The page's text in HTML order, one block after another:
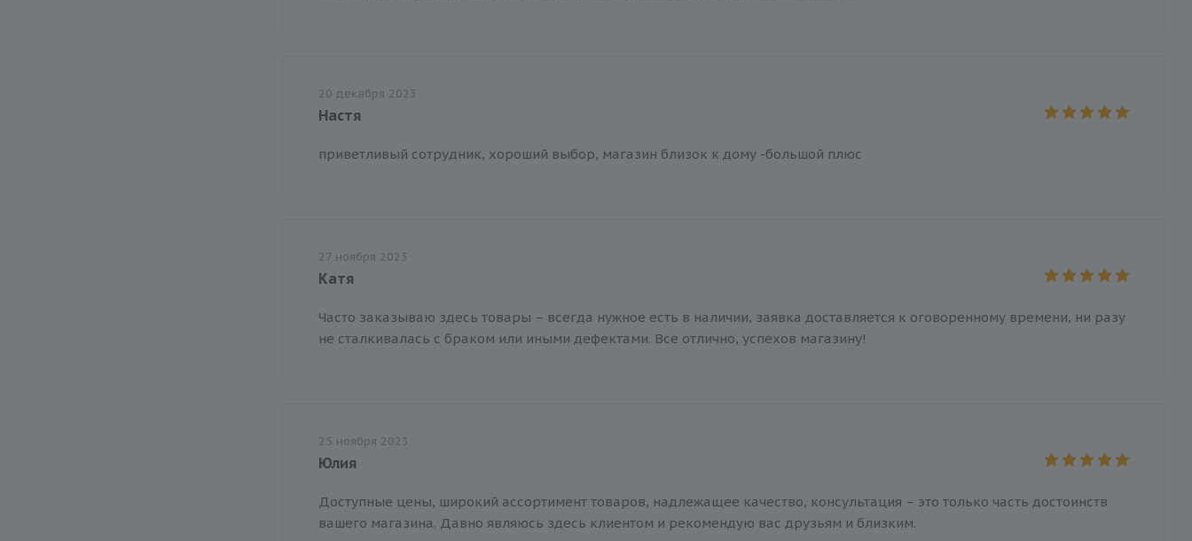
20 декабря 2023
Настя
приветливый сотрудник, хороший выбор, магазин близок к дому -большой плюс
27 ноября 2023
Катя
Часто заказываю здесь товары – всегда нужное есть в наличии, заявка доставляется к оговоренному времени, ни разу
не сталкивалась с браком или иными дефектами. Все отлично, успехов магазину!
25 ноября 2023
Юлия
Доступные цены, широкий ассортимент товаров, надлежащее качество, консультация – это только часть достоинств
вашего магазина. Давно являюсь здесь клиентом и рекомендую вас друзьям и близким.